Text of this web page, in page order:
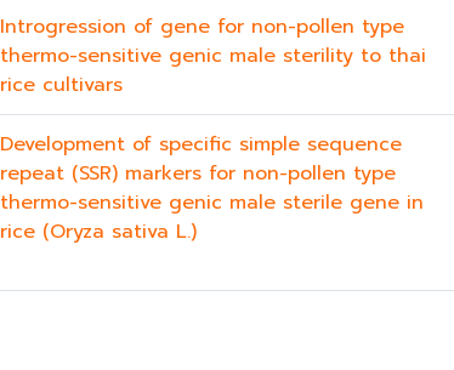
Introgression of gene for non-pollen type
thermo-sensitive genic male sterility to thai
rice cultivars
Development of specific simple sequence
repeat (SSR) markers for non-pollen type
thermo-sensitive genic male sterile gene in
rice (Oryza sativa L.)